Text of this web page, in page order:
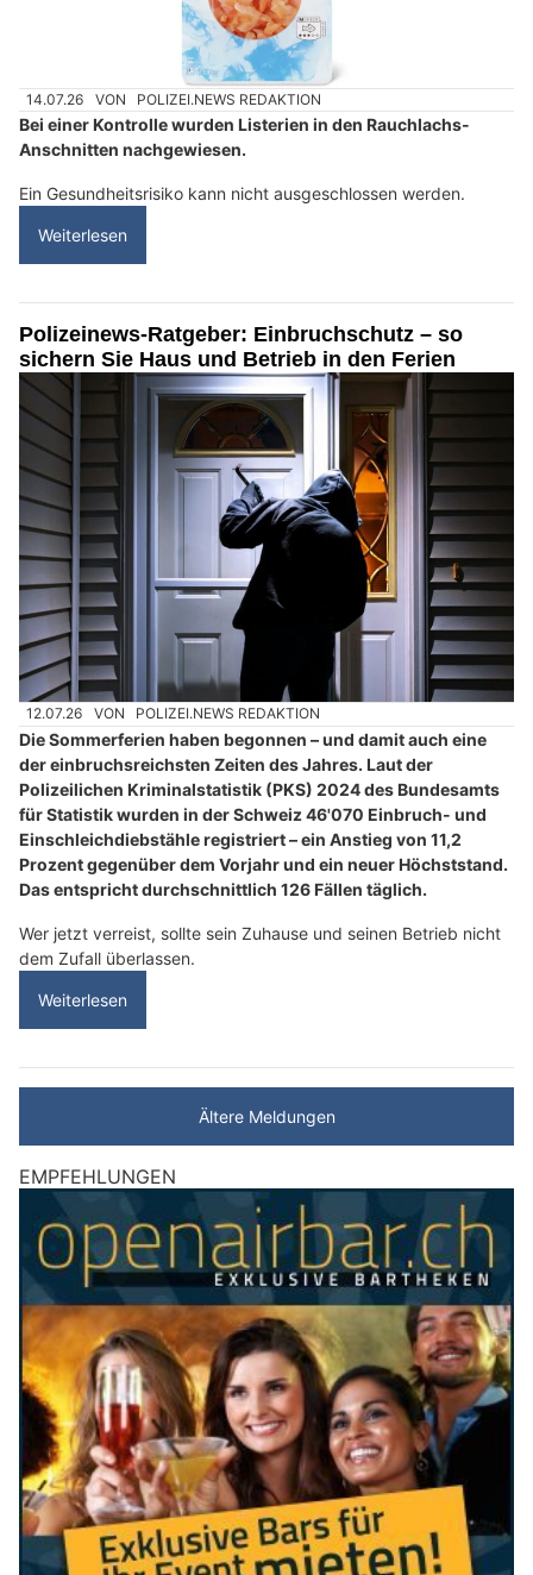
14.07.26 VON POLIZEI.NEWS REDAKTION
Bei einer Kontrolle wurden Listerien in den Rauchlachs-
Anschnitten nachgewiesen.
Ein Gesundheitsrisiko kann nicht ausgeschlossen werden.
Weiterlesen
Polizeinews-Ratgeber: Einbruchschutz – so
sichern Sie Haus und Betrieb in den Ferien
12.07.26 VON POLIZEI.NEWS REDAKTION
Die Sommerferien haben begonnen – und damit auch eine
der einbruchsreichsten Zeiten des Jahres. Laut der
Polizeilichen Kriminalstatistik (PKS) 2024 des Bundesamts
für Statistik wurden in der Schweiz 46'070 Einbruch- und
Einschleichdiebstähle registriert – ein Anstieg von 11,2
Prozent gegenüber dem Vorjahr und ein neuer Höchststand.
Das entspricht durchschnittlich 126 Fällen täglich.
Wer jetzt verreist, sollte sein Zuhause und seinen Betrieb nicht
dem Zufall überlassen.
Weiterlesen
Ältere Meldungen
EMPFEHLUNGEN